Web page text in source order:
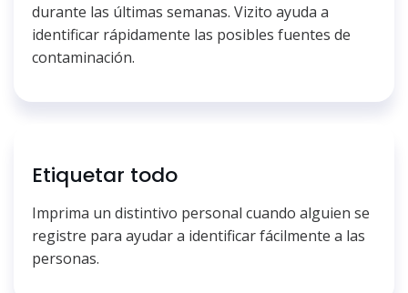
durante las últimas semanas. Vizito ayuda a
identificar rápidamente las posibles fuentes de
contaminación.
Etiquetar todo
Imprima un distintivo personal cuando alguien se
registre para ayudar a identificar fácilmente a las
personas.